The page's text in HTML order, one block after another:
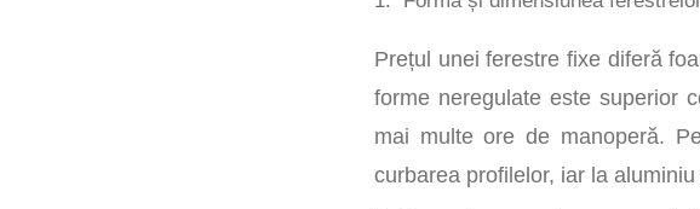
Prețul unei ferestre fixe diferă
forme neregulate este superior
mai multe ore de manoperă.
curbarea profilelor, iar la